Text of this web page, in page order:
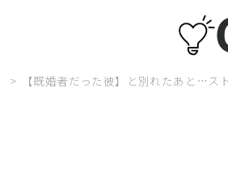
【既婚者だった彼】と別れたあと…